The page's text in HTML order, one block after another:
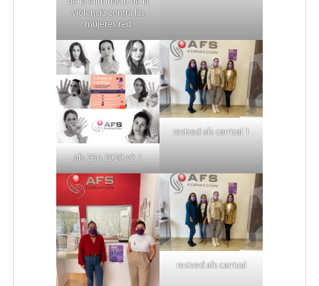
violencia contra las
mujeres red
afs 25n 2020 v2 1
resized afs carrizal 1
resized afs carrizal